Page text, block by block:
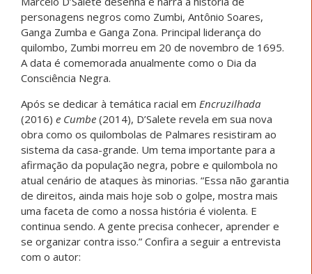
personagens negros como Zumbi, Antônio Soares,
Ganga Zumba e Ganga Zona. Principal liderança do
quilombo, Zumbi morreu em 20 de novembro de 1695.
A data é comemorada anualmente como o Dia da
Consciência Negra.
Após se dedicar à temática racial em Encruzilhada
(2016) e Cumbe (2014), D’Salete revela em sua nova
obra como os quilombolas de Palmares resistiram ao
sistema da casa-grande. Um tema importante para a
afirmação da população negra, pobre e quilombola no
atual cenário de ataques às minorias. “Essa não garantia
de direitos, ainda mais hoje sob o golpe, mostra mais
uma faceta de como a nossa história é violenta. E
continua sendo. A gente precisa conhecer, aprender e
se organizar contra isso.” Confira a seguir a entrevista
com o autor: